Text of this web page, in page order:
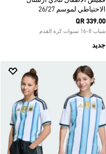
الاحتياطي لموسم 26/27
QR 339.00
شباب 8-16 سنوات كرة القدم
جديد